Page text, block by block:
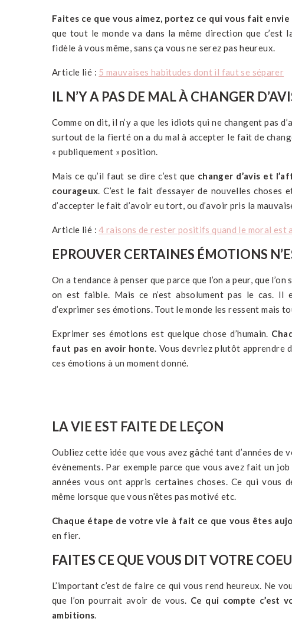
Faites ce que vous aimez, portez ce qui vous fait
que tout le monde va dans la même direction que c’est
fidèle à vous même, sans ça vous ne serez pas heureux.
Article lié : 5 mauvaises habitudes dont il faut se séparer
IL N’Y A PAS DE MAL À CHANGER
Comme on dit, il n’y a que les idiots qui ne changent pas
surtout de la fierté on a du mal à accepter le fait de
« publiquement » position.
Mais ce qu’il faut se dire c’est que changer d’avis et
courageux. C’est le fait d’essayer de nouvelles
d’accepter le fait d’avoir eu tort, ou d’avoir pris la
Article lié :4 raisons de rester positifs quand le moral est
EPROUVER CERTAINES ÉMOTIONS
On a tendance à penser que parce que l’on a peur, que
on est faible. Mais ce n’est absolument pas le cas.
d’exprimer ses émotions. Tout le monde les ressent mais
Exprimer ses émotions est quelque chose d’humain.
faut pas en avoir honte. Vous devriez plutôt apprendre
ces émotions à un moment donné.
LA VIE EST FAITE DE LEÇON
Oubliez cette idée que vous avez gâché tant d’années
évènements. Par exemple parce que vous avez fait un
années vous ont appris certaines choses. Ce qui
même lorsque que vous n’êtes pas motivé etc.
Chaque étape de votre vie à fait ce que vous êtes
en fier.
FAITES CE QUE VOUS DIT VOTRE
L’important c’est de faire ce qui vous rend heureux. Ne
que l’on pourrait avoir de vous. Ce qui compte c’est
ambitions.